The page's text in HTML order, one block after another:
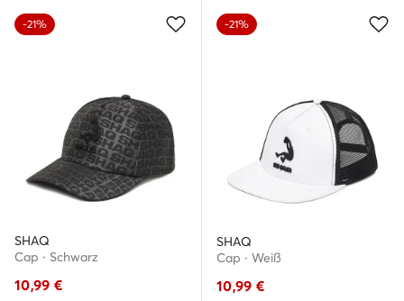
-21%
SHAQ
Cap · Schwarz
10,99 €
-21%
SHAQ
Cap · Weiß
10,99 €